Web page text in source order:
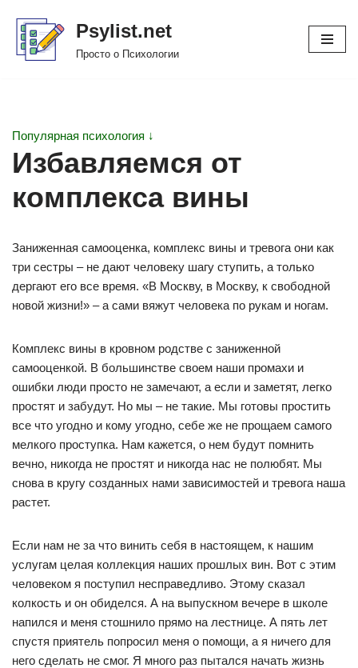
Перейти
Psylist.net
Просто о Психологии
Популярная психология ↓
Избавляемся от
комплекса вины
Заниженная самооценка, комплекс вины и тревога они как
три сестры – не дают человеку шагу ступить, а только
дергают его все время. «В Москву, в Москву, к свободной
новой жизни!» – а сами вяжут человека по рукам и ногам.
Комплекс вины в кровном родстве с заниженной
самооценкой. В большинстве своем наши промахи и
ошибки люди просто не замечают, а если и заметят, легко
простят и забудут. Но мы – не такие. Мы готовы простить
все что угодно и кому угодно, себе же не прощаем самого
мелкого проступка. Нам кажется, о нем будут помнить
вечно, никогда не простят и никогда нас не полюбят. Мы
снова в кругу созданных нами зависимостей и тревога наша
растет.
Если нам не за что винить себя в настоящем, к нашим
услугам целая коллекция наших прошлых вин. Вот с этим
человеком я поступил несправедливо. Этому сказал
колкость и он обиделся. А на выпускном вечере в школе
напился и меня стошнило прямо на лестнице. А пять лет
спустя приятель попросил меня о помощи, а я ничего для
него сделать не смог. Я много раз пытался начать жизнь